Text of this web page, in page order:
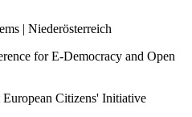
| Niederösterreich
for E-Democracy and Open
Citizens' Initiative